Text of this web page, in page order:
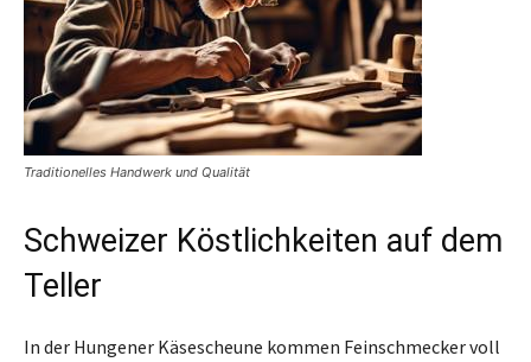
Traditionelles Handwerk und Qualität
Schweizer Köstlichkeiten auf dem
Teller
In der Hungener Käsescheune kommen Feinschmecker voll